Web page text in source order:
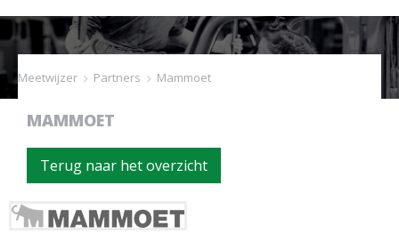
Meetwijzer > Partners > Mammoet
MAMMOET
Terug naar het overzicht